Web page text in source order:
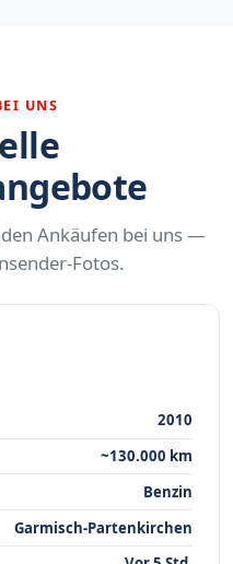
UNS
Ankäufen bei uns —
Fotos.
2010
~130.000 km
Benzin
Garmisch-Partenkirchen